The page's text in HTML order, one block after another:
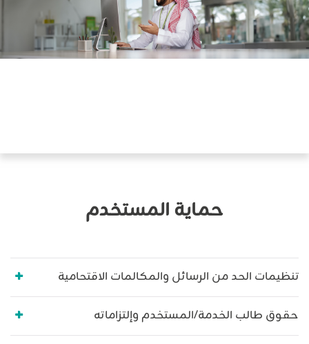
حماية المستخدم
تنظيمات الحد من الرسائل والمكالمات الاقتحامية
حقوق طالب الخدمة/المستخدم وإلتزاماته